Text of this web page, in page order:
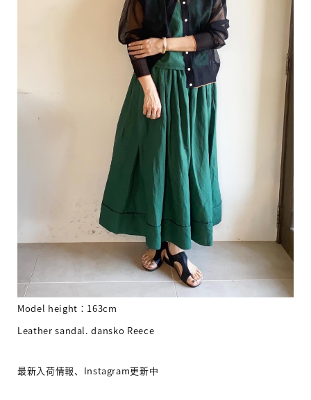
Model height：163cm
Leather sandal. dansko Reece
最新入荷情報、Instagram更新中